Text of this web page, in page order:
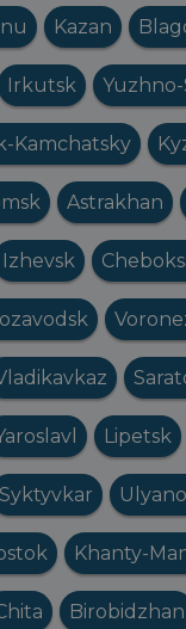
Kazan
Irkutsk
Kamchatsky
Astrakhan
Izhevsk
Lipetsk
Syktyvkar
Khanty-
Birobidzhan